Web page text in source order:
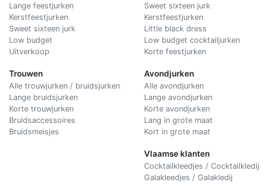
Lange feestjurken
Kerstfeestjurken
Sweet sixteen jurk
Low budget
Uitverkoop
Trouwen
Alle trouwjurken / bruidsjurken
Lange bruidsjurken
Korte trouwjurken
Bruidsaccessoires
Bruidsmeisjes
Sweet sixteen jurk
Kerstfeestjurken
Little black dress
Low budget cocktailjurken
Korte feestjurken
Avondjurken
Alle avondjurken
Lange avondjurken
Korte avondjurken
Lang in grote maat
Kort in grote maat
Vlaamse klanten
Cocktailkleedjes / Cocktailkledij
Galakleedjes / Galakledij